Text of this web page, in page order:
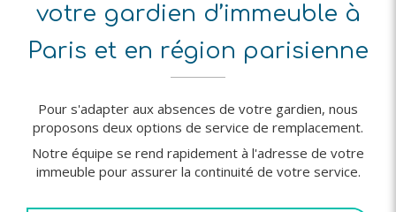
votre gardien d’immeuble à
Paris et en région parisienne
Pour s'adapter aux absences de votre gardien, nous
proposons deux options de service de remplacement.
Notre équipe se rend rapidement à l'adresse de votre
immeuble pour assurer la continuité de votre service.